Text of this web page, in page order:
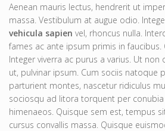
Aenean mauris lectus, hendrerit ut
massa. Vestibulum at augue odio.
vehicula sapien vel, rhoncus nulla.
fames ac ante ipsum primis in faucibus.
Integer viverra ac purus a varius. Ut non
ut, pulvinar ipsum. Cum sociis natoque
parturient montes, nascetur ridiculus
sociosqu ad litora torquent per
himenaeos. Quisque sem est, tempus
cursus convallis massa. Quisque